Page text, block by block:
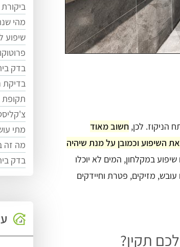
הניקוז. לכן, חשוב מאוד
השיפוע וכמובן על מנת שיהיה
במקלחון, המים לא יוכלו
מזיקים, פטרת וחיידקים
תקין?
מהי
שיפוע
בדק
בדיקת
מתי
מה זה
בדק